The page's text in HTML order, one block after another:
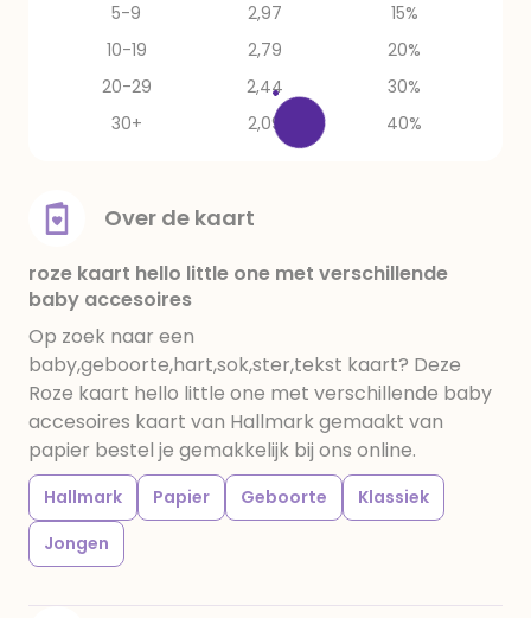
5-9
2,97
15%
10-19
2,79
20%
20-29
2,44
30%
30+
2,09 40%
Over de kaart
roze kaart hello little one met verschillende
baby accesoires
Op zoek naar een
baby,geboorte,hart,sok,ster,tekst kaart? Deze
Roze kaart hello little one met verschillende baby
accesoires kaart van Hallmark gemaakt van
papier bestel je gemakkelijk bij ons online.
Hallmark Papier Geboorte
Klassiek
Jongen